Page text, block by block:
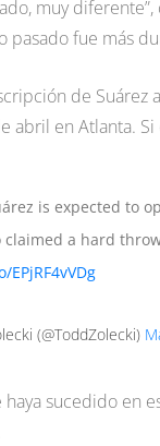
muy
pasado fue más
de
abril en Atlanta.
is expected to
claimed a hard
(@ToddZolecki)
sucedido en